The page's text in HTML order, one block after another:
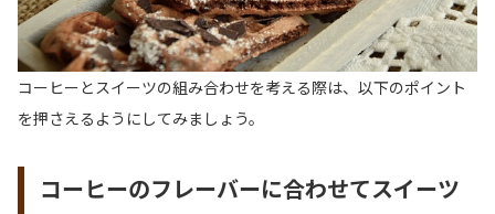
コーヒーとスイーツの組み合わせを考える際は、以下のポイント
を押さえるようにしてみましょう。
コーヒーのフレーバーに合わせてスイーツ